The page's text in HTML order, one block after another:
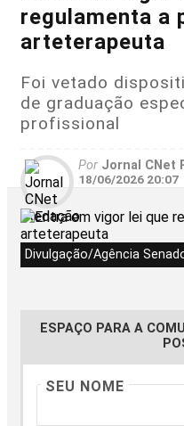
regulamenta a
arteterapeuta
Foi vetado
de graduação
profissional
Por Jornal CNet
18/06/2026 20:07
Divulgação/Agência
ESPAÇO PARA A
SEU NOME